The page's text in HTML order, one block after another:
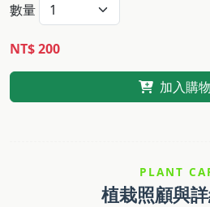
數量
NT$ 200
加入購
PLANT
植栽照顧與